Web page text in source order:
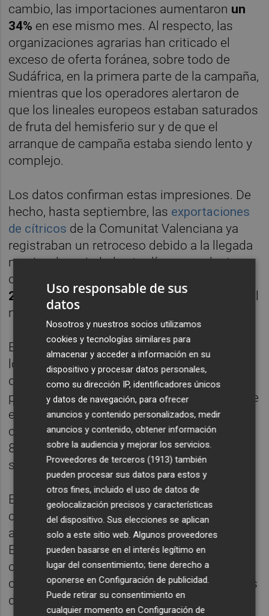
cambio, las importaciones aumentaron un
34% en ese mismo mes. Al respecto, las
organizaciones agrarias han criticado el
exceso de oferta foránea, sobre todo de
Sudáfrica, en la primera parte de la campaña,
mientras que los operadores alertaron de
que los lineales europeos estaban saturados
de fruta del hemisferio sur y de que el
arranque de campaña estaba siendo lento y
complejo.
Los datos confirman estas impresiones. De
hecho, hasta septiembre, las exportaciones
de cítricos de la Comunitat Valenciana ya
registraban un retroceso debido a la llegada
masiva de variedades tardías procedentes
de Sudáfrica. En
26.574 toneladas, un 23,3% menos que en el
mismo mes de la campaña anterior.
En términos de valor, las ventas alcanzaron
los 41,7 millones de euros, un 18,5% menos
que en septiembre de 2024. Respecto a los
productos, las mandarinas -tradicionalmente
el motor exportador al inicio de la
campaña- sufrieron la mayor caída, con
8.048 toneladas, un 31% menos que en
septiembre del año pasado.
En paralelo, la importación de pequeños
cítricos procedentes de terceros países
aumentó de forma notable en septiembre.
España importó 9.612 toneladas de
clementinas, mandarinas y otros pequeños
cítricos, más del doble que en el mismo mes
del año anterior.
Uso responsable de sus
datos
Nosotros y nuestros socios utilizamos
cookies y tecnologías similares para
almacenar y acceder a información en su
dispositivo y procesar datos personales,
como su dirección IP, identificadores únicos
y datos de navegación, para ofrecer
anuncios y contenido personalizados, medir
anuncios y contenido, obtener información
sobre la audiencia y mejorar los servicios.
Proveedores de terceros (1913) también
pueden procesar sus datos para estos y
otros fines, incluido el uso de datos de
geolocalización precisos y características
del dispositivo. Sus elecciones se aplican
solo a este sitio web. Algunos proveedores
pueden basarse en el interés legítimo en
lugar del consentimiento; tiene derecho a
oponerse enConfiguración de publicidad
Puede retirar su consentimiento en
cualquier momento enConfiguración de